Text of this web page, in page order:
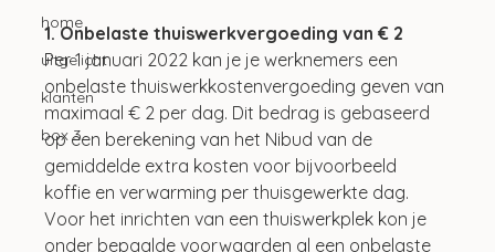
home
uitgelicht
klanten
box 3
1. Onbelaste thuiswerkvergoeding van € 2
Per 1 januari 2022 kan je je werknemers een
onbelaste thuiswerkkostenvergoeding geven van
maximaal € 2 per dag. Dit bedrag is gebaseerd
op een berekening van het Nibud van de
gemiddelde extra kosten voor bijvoorbeeld
koffie en verwarming per thuisgewerkte dag.
Voor het inrichten van een thuiswerkplek kon je
onder bepaalde voorwaarden al een onbelaste